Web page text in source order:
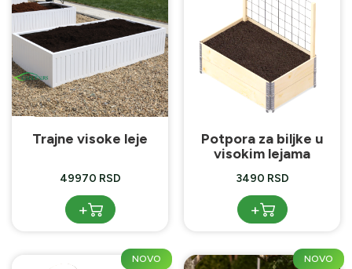
Trajne visoke leje
49970 RSD
+
Potpora za biljke u
visokim lejama
3490 RSD
+
NOVO NOVO